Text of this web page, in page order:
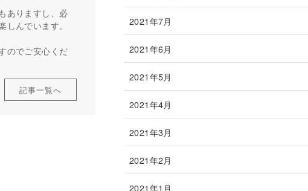
ありますし、必
んでいます。
のでご安心くだ
記事一覧へ
2021年7月
2021年6月
2021年5月
2021年4月
2021年3月
2021年2月
2021年1月